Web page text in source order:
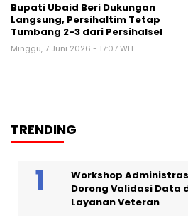
Bupati Ubaid Beri Dukungan
Langsung, Persihaltim Tetap
Tumbang 2-3 dari Persihalsel
Minggu, 7 Juni 2026 - 17:07 WIT
TRENDING
Workshop
Dorong Validasi Data
Layanan Veteran